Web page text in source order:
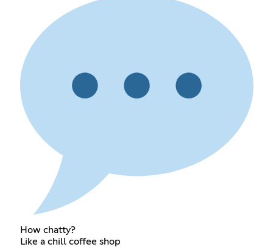
How chatty?
Like a chill coffee shop